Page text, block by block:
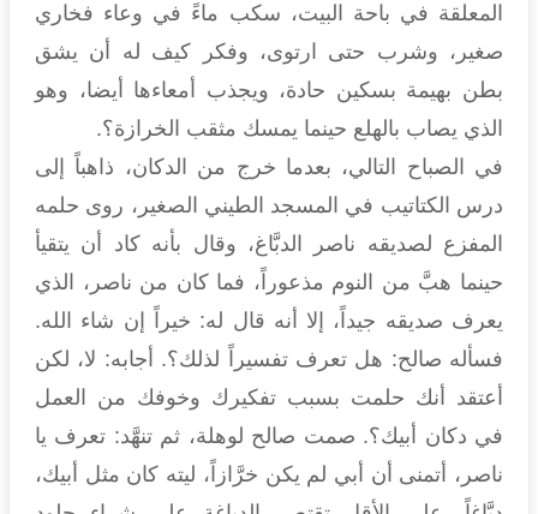
المعلقة في باحة البيت، سكب ماءً في وعاء فخاري
صغير، وشرب حتى ارتوى، وفكر كيف له أن يشق
بطن بهيمة بسكين حادة، ويجذب أمعاءها أيضا، وهو
الذي يصاب بالهلع حينما يمسك مثقب الخرازة؟.
في الصباح التالي، بعدما خرج من الدكان، ذاهباً إلى
درس الكتاتيب في المسجد الطيني الصغير، روى حلمه
المفزع لصديقه ناصر الدبَّاغ، وقال بأنه كاد أن يتقيأ
حينما هبَّ من النوم مذعوراً، فما كان من ناصر، الذي
يعرف صديقه جيداً، إلا أنه قال له: خيراً إن شاء الله.
فسأله صالح: هل تعرف تفسيراً لذلك؟. أجابه: لا، لكن
أعتقد أنك حلمت بسبب تفكيرك وخوفك من العمل
في دكان أبيك؟. صمت صالح لوهلة، ثم تنهَّد: تعرف يا
ناصر، أتمنى أن أبي لم يكن خرَّازاً، ليته كان مثل أبيك،